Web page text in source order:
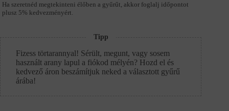
Ha szeretnéd megtekinteni élőben a gyűrűt, akkor foglalj időpontot
plusz 5% kedvezményért.
Tipp
Fizess törtarannyal! Sérült, megunt, vagy sosem
használt arany lapul a fiókod mélyén? Hozd el és
kedvező áron beszámítjuk neked a választott gyűrű
árába!